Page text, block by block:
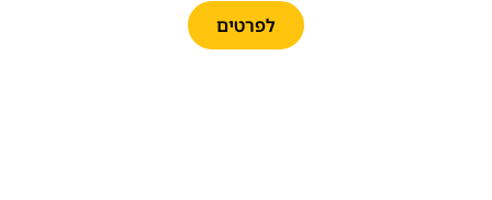
לפרטים